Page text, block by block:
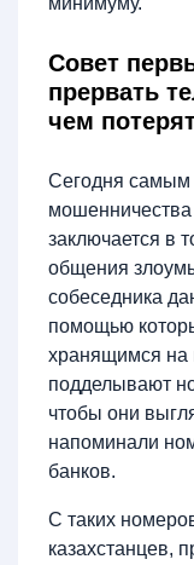
Совет
прервать
чем
Сегодня самым
мошенничества
заключается в
общения
собеседника
помощью
хранящимся на
подделывают
чтобы они
напоминали
банков.
С таких
казахстанцев,